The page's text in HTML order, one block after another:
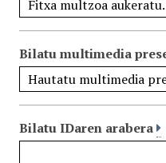
Bilatu multimedia
Bilatu IDaren arabera